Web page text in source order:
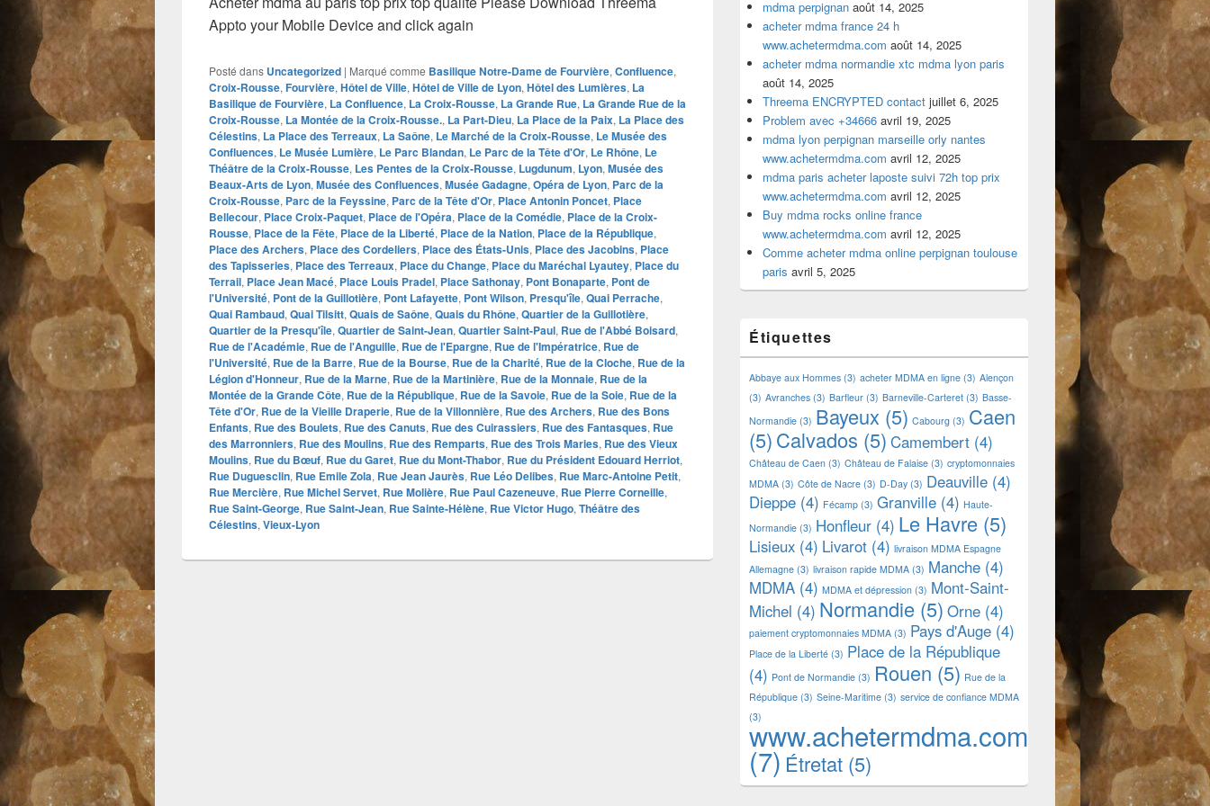
Appto your Mobile Device and click again
Posté dans Uncategorized | Marqué comme Basilique Notre-Dame de Fourvière, Confluence,
Croix-Rousse, Fourvière, Hôtel de Ville, Hôtel de Ville de Lyon, Hôtel des Lumières, La
Basilique de Fourvière, La Confluence, La Croix-Rousse, La Grande Rue, La Grande Rue de la
Croix-Rousse, La Montée de la Croix-Rousse., La Part-Dieu, La Place de la Paix, La Place des
Célestins, La Place des Terreaux, La Saône, Le Marché de la Croix-Rousse, Le Musée des
Confluences, Le Musée Lumière, Le Parc Blandan, Le Parc de la Tête d'Or, Le Rhône, Le
Théâtre de la Croix-Rousse, Les Pentes de la Croix-Rousse, Lugdunum, Lyon, Musée des
Beaux-Arts de Lyon, Musée des Confluences, Musée Gadagne, Opéra de Lyon, Parc de la
Croix-Rousse, Parc de la Feyssine, Parc de la Tête d'Or, Place Antonin Poncet, Place
Bellecour, Place Croix-Paquet, Place de l'Opéra, Place de la Comédie, Place de la Croix-
Rousse, Place de la Fête, Place de la Liberté, Place de la Nation, Place de la République,
Place des Archers, Place des Cordeliers, Place des États-Unis, Place des Jacobins, Place
des Tapisseries, Place des Terreaux, Place du Change, Place du Maréchal Lyautey, Place du
Terrail, Place Jean Macé, Place Louis Pradel, Place Sathonay, Pont Bonaparte, Pont de
l'Université, Pont de la Guillotière, Pont Lafayette, Pont Wilson, Presqu'île, Quai Perrache,
Quai Rambaud, Quai Tilsitt, Quais de Saône, Quais du Rhône, Quartier de la Guillotière,
Quartier de la Presqu'île, Quartier de Saint-Jean, Quartier Saint-Paul, Rue de l'Abbé Boisard,
Rue de l'Académie, Rue de l'Anguille, Rue de l'Epargne, Rue de l'Impératrice, Rue de
l'Université, Rue de la Barre, Rue de la Bourse, Rue de la Charité, Rue de la Cloche, Rue de la
Légion d'Honneur, Rue de la Marne, Rue de la Martinière, Rue de la Monnaie, Rue de la
Montée de la Grande Côte, Rue de la République, Rue de la Savoie, Rue de la Soie, Rue de la
Tête d'Or, Rue de la Vieille Draperie, Rue de la Villonnière, Rue des Archers, Rue des Bons
Enfants, Rue des Boulets, Rue des Canuts, Rue des Cuirassiers, Rue des Fantasques, Rue
des Marronniers, Rue des Moulins, Rue des Remparts, Rue des Trois Maries, Rue des Vieux
Moulins, Rue du Bœuf, Rue du Garet, Rue du Mont-Thabor, Rue du Président Edouard Herriot,
Rue Duguesclin, Rue Emile Zola, Rue Jean Jaurès, Rue Léo Delibes, Rue Marc-Antoine Petit,
Rue Mercière, Rue Michel Servet, Rue Molière, Rue Paul Cazeneuve, Rue Pierre Corneille,
Rue Saint-George, Rue Saint-Jean, Rue Sainte-Hélène, Rue Victor Hugo, Théâtre des
Célestins, Vieux-Lyon
mdma perpignan août 14, 2025
acheter mdma france 24 h
www.achetermdma.com août 14, 2025
acheter mdma normandie xtc mdma lyon paris
août 14, 2025
Threema ENCRYPTED contact juillet 6, 2025
Problem avec +34666 avril 19, 2025
mdma lyon perpignan marseille orly nantes
www.achetermdma.com avril 12, 2025
mdma paris acheter laposte suivi 72h top prix
www.achetermdma.com avril 12, 2025
Buy mdma rocks online france
www.achetermdma.com avril 12, 2025
Comme acheter mdma online perpignan toulouse
paris avril 5, 2025
Étiquettes
Abbaye aux Hommes (3) acheter MDMA en ligne (3) Alençon
(3) Avranches (3) Barfleur (3) Barneville-Carteret (3) Basse-
Normandie (3) Bayeux (5) Cabourg (3) Caen
(5)Calvados (5) Camembert (4)
Château de Caen (3) Château de Falaise (3) cryptomonnaies
MDMA (3) Côte de Nacre (3) D-Day (3) Deauville (4)
Dieppe (4) Fécamp (3) Granville (4) Haute-
Normandie (3) Honfleur (4) Le Havre (5)
Lisieux (4) Livarot (4) livraison MDMA Espagne
Allemagne (3) livraison rapide MDMA (3) Manche (4)
MDMA (4) MDMA et dépression (3) Mont-Saint-
Michel (4) Normandie (5) Orne (4)
paiement cryptomonnaies MDMA (3) Pays d'Auge (4)
Place de la Liberté (3) Place de la République
(4) Pont de Normandie (3) Rouen (5) Rue de la
République (3) Seine-Maritime (3) service de confiance MDMA
(3)
www.achetermdma.com
(7)Étretat (5)